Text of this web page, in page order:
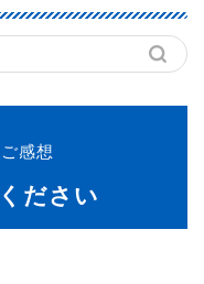
感想
ださい